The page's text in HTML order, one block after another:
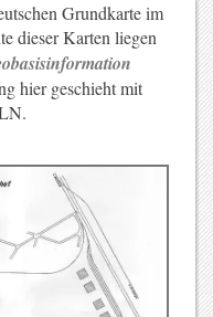
Grundkarte im
dieser Karten liegen
hier geschieht mit